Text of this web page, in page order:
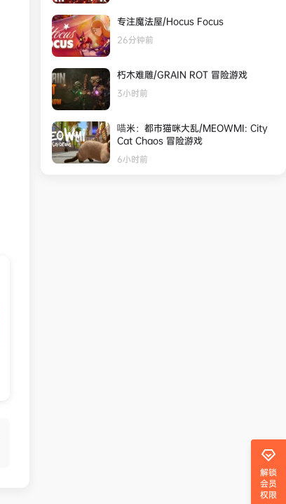
专注魔法屋/Hocus Focus
26分钟前
朽木难雕/GRAIN ROT 冒险游戏
3小时前
喵米：都市猫咪大乱/MEOWMI: City
Cat Chaos 冒险游戏
6小时前
解锁
会员
权限